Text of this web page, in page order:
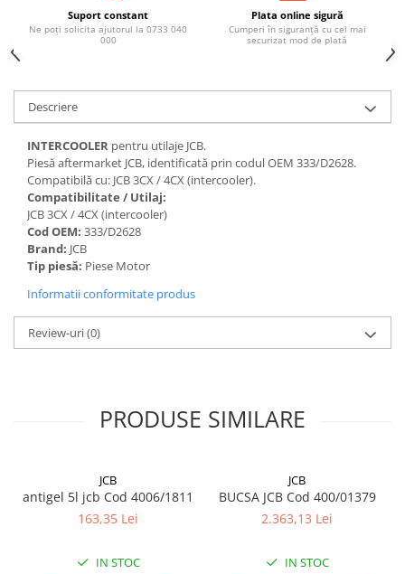
Suport constant
Ne poți solicita ajutorul la 0733 040
000
Plata online sigură
Cumperi în siguranță cu cel mai
securizat mod de plată
Descriere
INTERCOOLER pentru utilaje JCB.
Piesă aftermarket JCB, identificată prin codul OEM 333/D2628.
Compatibilă cu: JCB 3CX / 4CX (intercooler).
Compatibilitate / Utilaj:
JCB 3CX / 4CX (intercooler)
Cod OEM: 333/D2628
Brand: JCB
Tip piesă: Piese Motor
Informatii conformitate produs
Review-uri(0)
PRODUSE SIMILARE
JCB
antigel 5l jcb Cod 4006/1811
163,35 Lei
IN STOC
JCB
BUCSA JCB Cod 400/01379
2.363,13 Lei
IN STOC